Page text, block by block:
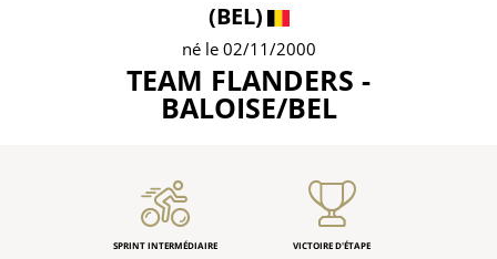
(BEL)
né le 02/11/2000
TEAM FLANDERS -
BALOISE/BEL
SPRINT INTERMÉDIAIRE VICTOIRE D'ÉTAPE